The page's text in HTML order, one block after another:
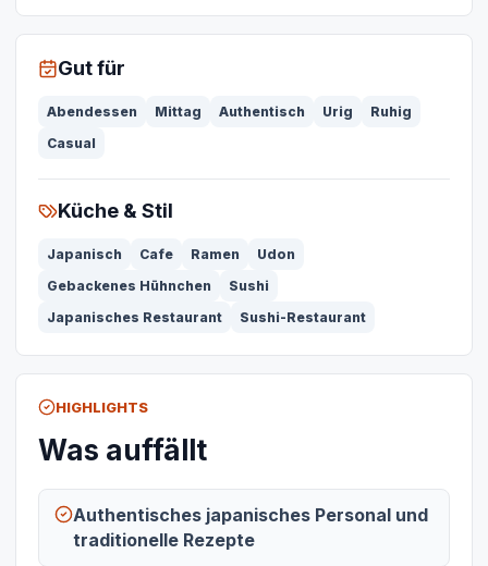
Gut für
Abendessen Mittag Authentisch Urig
Ruhig
Casual
Küche & Stil
Japanisch Cafe Ramen
Udon
Gebackenes Hühnchen
Sushi
Japanisches Restaurant
Sushi-Restaurant
HIGHLIGHTS
Was auffällt
Authentisches japanisches Personal und
traditionelle Rezepte